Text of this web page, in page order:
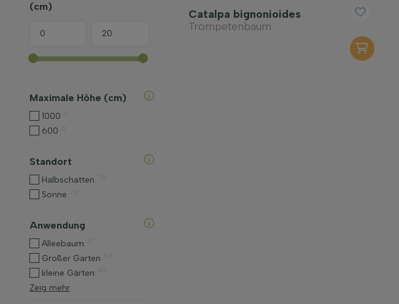
(cm)
Maximale Höhe (cm)
1000
600
Standort
Halbschatten
Sonne
Anwendung
Alleebaum
Großer Garten
kleine Gärten
Zeig mehr
Catalpa bignonioides
Trompetenbaum